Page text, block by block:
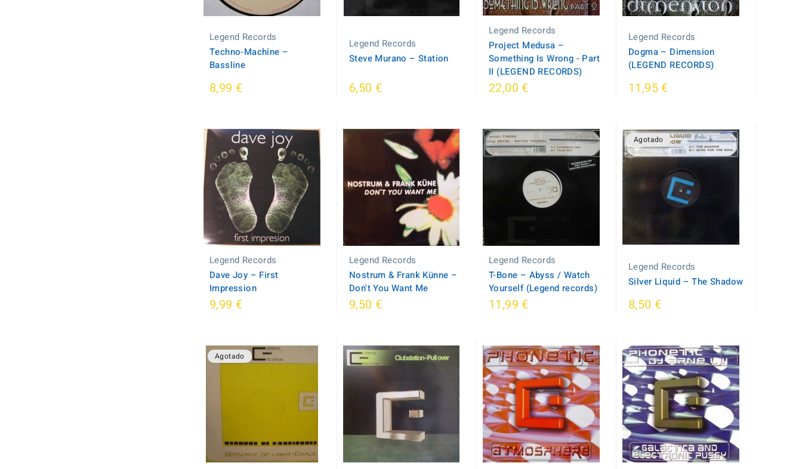
Legend Records
Techno-Machine ‎–
Bassline
8,99 €
Legend Records
Steve Murano ‎– Station
6,50 €
Legend Records
Project Medusa ‎–
Something Is Wrong - Part
II (LEGEND RECORDS)
22,00 €
Legend Records
Dogma ‎– Dimension
(LEGEND RECORDS)
11,95 €
Legend Records
Dave Joy ‎– First
Impression
9,99 €
Legend Records
Nostrum & Frank Künne ‎–
Don't You Want Me
9,50 €
Legend Records
T-Bone ‎– Abyss / Watch
Yourself (Legend records)
11,99 €
Agotado
Legend Records
Silver Liquid ‎– The Shadow
8,50 €
Agotado